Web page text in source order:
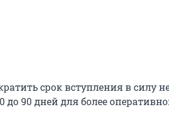
срок вступления в силу
до 90 дней для более